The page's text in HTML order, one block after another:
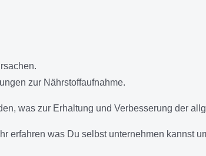
zur Nährstoffaufnahme.
was zur Erhaltung und Verbesserung der
erfahren was Du selbst unternehmen kannst